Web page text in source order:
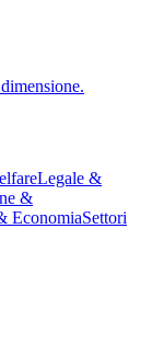
Legale &
&
EconomiaSettori